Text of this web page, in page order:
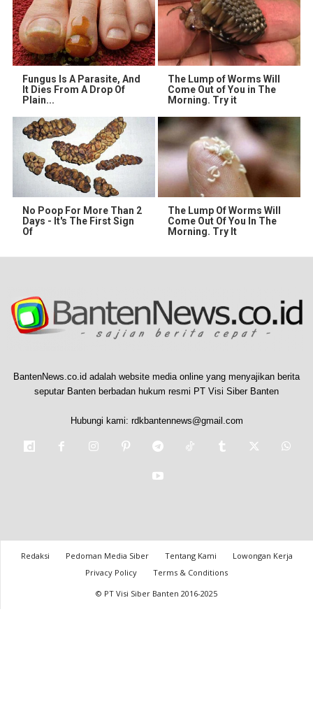
Fungus Is A Parasite, And
It Dies From A Drop Of
Plain...
The Lump of Worms Will
Come Out of You in The
Morning. Try it
No Poop For More Than 2
Days - It's The First Sign
Of
The Lump Of Worms Will
Come Out Of You In The
Morning. Try It
BantenNews.co.id adalah website media online yang menyajikan berita
seputar Banten berbadan hukum resmi PT Visi Siber Banten
Hubungi kami: rdkbantennews@gmail.com
Redaksi Pedoman Media Siber Tentang Kami
Lowongan Kerja
Privacy Policy
Terms & Conditions
© PT Visi Siber Banten 2016-2025